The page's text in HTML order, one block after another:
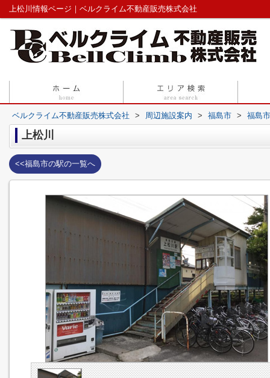
上松川情報ページ｜ベルクライム不動産販売株式会社
ベルクライム不動産販売株式会社 > 周辺施設案内 > 福島市 > 福島
上松川
<<福島市の駅の一覧へ